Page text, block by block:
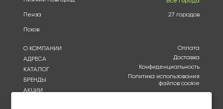
Пенза
Псков
27 городов
О КОМПАНИИ
АДРЕСА
КАТАЛОГ
БРЕНДЫ
АКЦИИ
Оплата
Доставка
Конфиденциальность
Политика использования
файлов cookie